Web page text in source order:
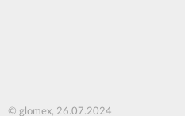
© glomex, 26.07.2024